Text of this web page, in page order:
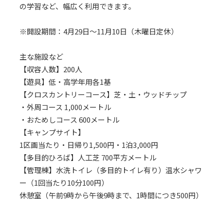
の学習など、幅広く利用できます。
※開設期間：4月29日～11月10日（木曜日定休）
主な施設など
【収容人数】200人
【遊具】低・高学年用各1基
【クロスカントリーコース】芝・土・ウッドチップ
・外周コース 1,000メートル
・おためしコース 600メートル
【キャンプサイト】
1区画当たり・日帰り1,500円・1泊3,000円
【多目的ひろば】人工芝 700平方メートル
【管理棟】水洗トイレ（多目的トイレ有り）温水シャワ
ー（1回当たり10分100円）
休憩室（午前9時から午後9時まで、1時間につき500円）